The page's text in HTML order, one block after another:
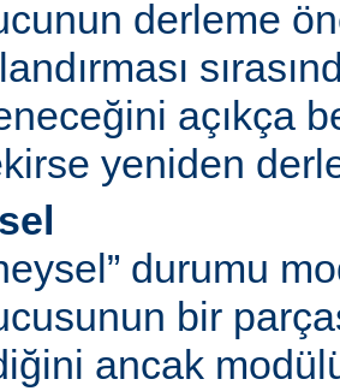
derleme
açıkça
yeniden
durumu
bir
ancak